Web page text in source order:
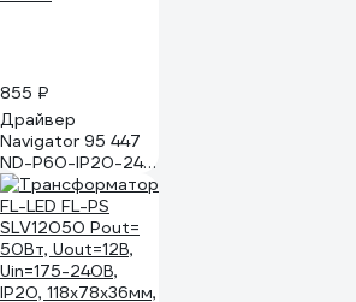
855 ₽
Драйвер
Navigator 95 447
ND-P60-IP20-24V
95447